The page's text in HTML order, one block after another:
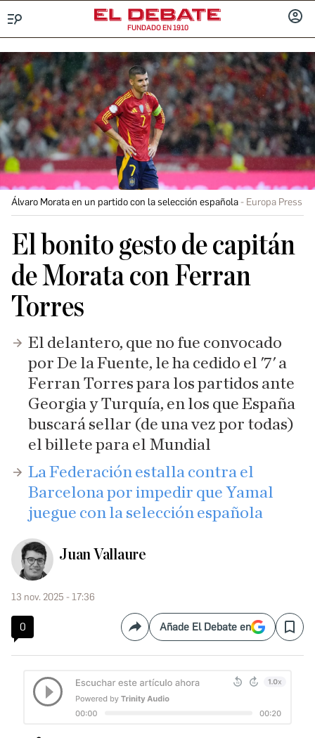
FUNDADO EN 1910
Álvaro Morata en un partido con la selección española Europa Press
El bonito gesto de capitán
de Morata con Ferran
Torres
El delantero, que no fue convocado
por De la Fuente, le ha cedido el '7' a
Ferran Torres para los partidos ante
Georgia y Turquía, en los que España
buscará sellar (de una vez por todas)
el billete para el Mundial
La Federación estalla contra el
Barcelona por impedir que Yamal
juegue con la selección española
Juan Vallaure
13 nov. 2025 - 17:36
0 CompartirAñade El Debate en Save